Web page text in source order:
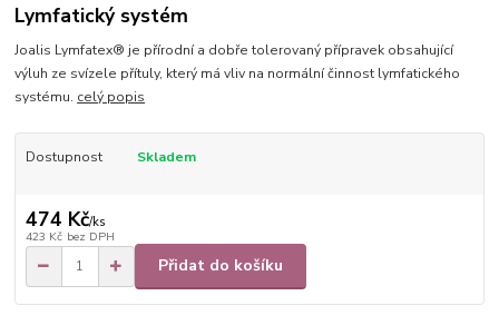
Lymfatický systém
Joalis Lymfatex® je přírodní a dobře tolerovaný přípravek obsahující
výluh ze svízele přítuly, který má vliv na normální činnost lymfatického
systému. celý popis
Dostupnost Skladem
474 Kč/ks
423 Kč bez DPH
Přidat do košíku